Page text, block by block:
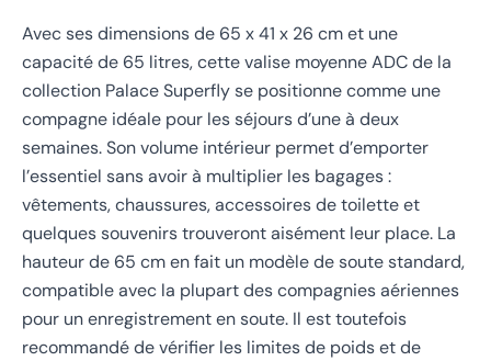
Avec ses dimensions de 65 x 41 x 26 cm et une
capacité de 65 litres, cette valise moyenne ADC de la
collection Palace Superfly se positionne comme une
compagne idéale pour les séjours d’une à deux
semaines. Son volume intérieur permet d’emporter
l’essentiel sans avoir à multiplier les bagages :
vêtements, chaussures, accessoires de toilette et
quelques souvenirs trouveront aisément leur place. La
hauteur de 65 cm en fait un modèle de soute standard,
compatible avec la plupart des compagnies aériennes
pour un enregistrement en soute. Il est toutefois
recommandé de vérifier les limites de poids et de